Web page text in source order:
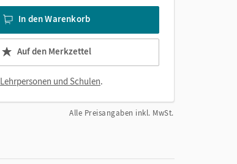
In den Warenkorb
Auf den Merkzettel
Lehrpersonen und Schulen.
Alle Preisangaben inkl. MwSt.